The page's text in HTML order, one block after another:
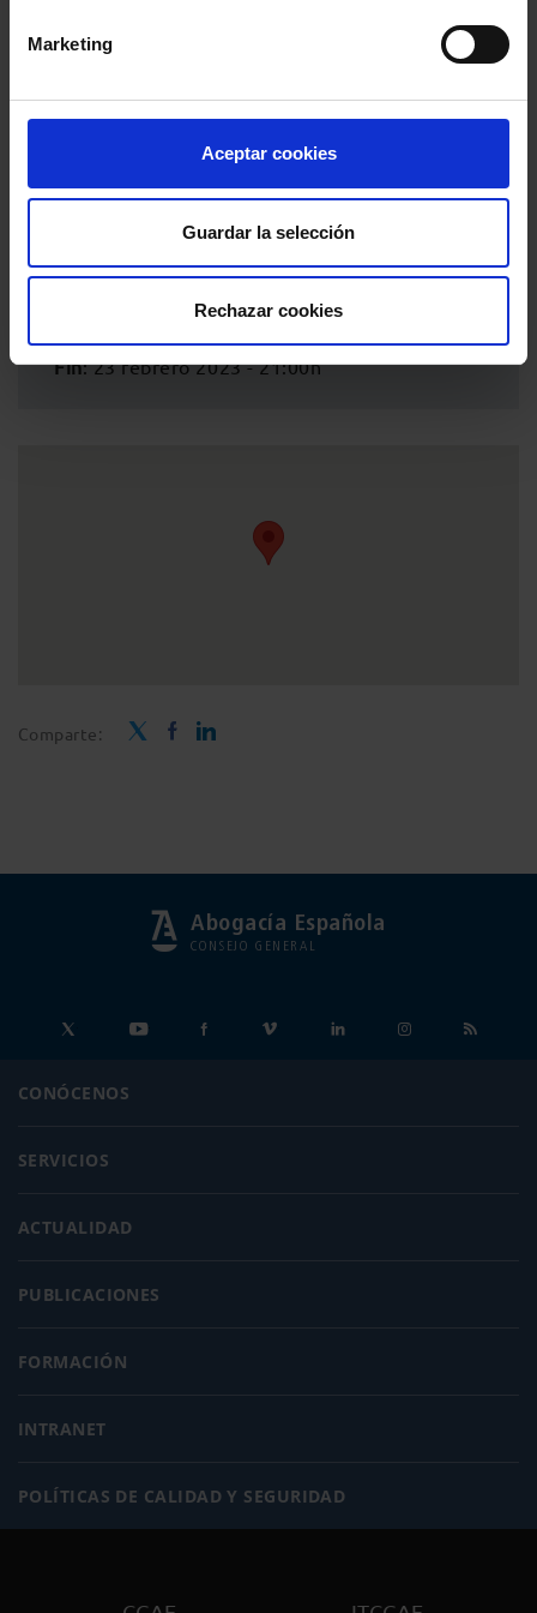
Marketing
Aceptar cookies
Guardar la selección
Rechazar cookies
Fin: 23 febrero 2023 - 21:00h
Comparte:
Abogacía Española
CONSEJO GENERAL
CONÓCENOS
SERVICIOS
ACTUALIDAD
PUBLICACIONES
FORMACIÓN
INTRANET
POLÍTICAS DE CALIDAD Y SEGURIDAD